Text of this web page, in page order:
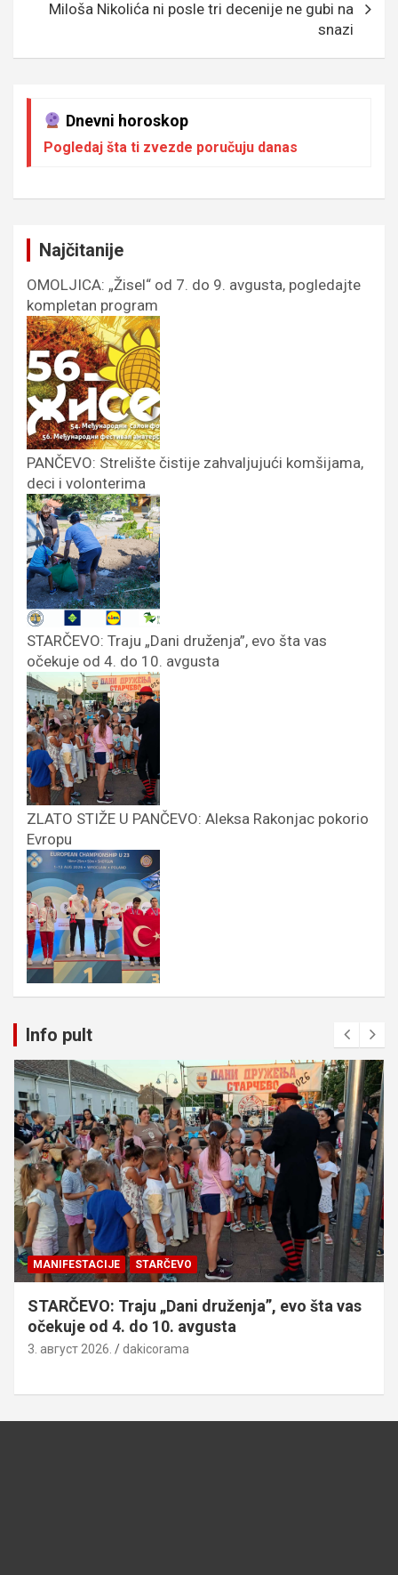
Miloša Nikolića ni posle tri decenije ne gubi na
snazi
Dnevni horoskop
Pogledaj šta ti zvezde poručuju danas
Najčitanije
OMOLJICA: „Žisel“ od 7. do 9. avgusta, pogledajte
kompletan program
PANČEVO: Strelište čistije zahvaljujući komšijama,
deci i volonterima
STARČEVO: Traju „Dani druženja”, evo šta vas
očekuje od 4. do 10. avgusta
ZLATO STIŽE U PANČEVO: Aleksa Rakonjac pokorio
Evropu
Info pult
MANIFESTACIJE STARČEVO
STARČEVO: Traju „Dani druženja”, evo šta vas
očekuje od 4. do 10. avgusta
3. август 2026. dakicorama